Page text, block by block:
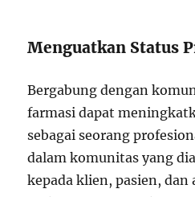
Menguatkan Status
Bergabung dengan
farmasi dapat
sebagai seorang
dalam komunitas yang
kepada klien, pasien, dan